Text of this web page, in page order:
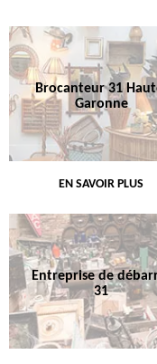
Brocanteur 31
Garonne
EN SAVOIR PLUS
Entreprise de
31